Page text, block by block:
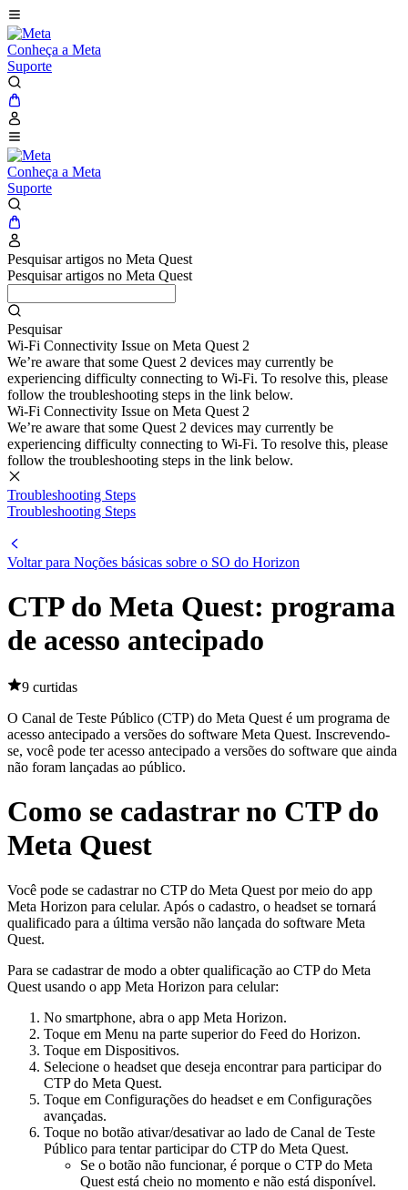
Conheça a Meta
Suporte
Conheça a Meta
Suporte
Pesquisar artigos no Meta Quest
Pesquisar artigos no Meta Quest
Pesquisar
Wi-Fi Connectivity Issue on Meta Quest 2
We’re aware that some Quest 2 devices may currently be
experiencing difficulty connecting to Wi-Fi. To resolve this, please
follow the troubleshooting steps in the link below.
Wi-Fi Connectivity Issue on Meta Quest 2
We’re aware that some Quest 2 devices may currently be
experiencing difficulty connecting to Wi-Fi. To resolve this, please
follow the troubleshooting steps in the link below.
Troubleshooting Steps
Troubleshooting Steps
Voltar para Noções básicas sobre o SO do Horizon
CTP do Meta Quest: programa
de acesso antecipado
9 curtidas
O Canal de Teste Público (CTP) do Meta Quest é um programa de
acesso antecipado a versões do software Meta Quest. Inscrevendo-
se, você pode ter acesso antecipado a versões do software que ainda
não foram lançadas ao público.
Como se cadastrar no CTP do
Meta Quest
Você pode se cadastrar no CTP do Meta Quest por meio do app
Meta Horizon para celular. Após o cadastro, o headset se tornará
qualificado para a última versão não lançada do software Meta
Quest.
Para se cadastrar de modo a obter qualificação ao CTP do Meta
Quest usando o app Meta Horizon para celular:
No smartphone, abra o app Meta Horizon.
Toque em Menu na parte superior do Feed do Horizon.
Toque em Dispositivos.
Selecione o headset que deseja encontrar para participar do
CTP do Meta Quest.
Toque em Configurações do headset e em Configurações
avançadas.
Toque no botão ativar/desativar ao lado de Canal de Teste
Público para tentar participar do CTP do Meta Quest.
Se o botão não funcionar, é porque o CTP do Meta
Quest está cheio no momento e não está disponível.